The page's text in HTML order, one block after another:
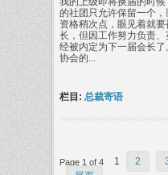
的社团只允许保留一个，
资格稍次点，眼见着就
长，但因工作努力负责
经被内定为下一届会长
协会的...
栏目: 总裁寄语
Page 1 of 4 1 2